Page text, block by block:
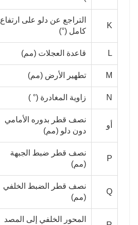
K
التراجع عن دلو على ارتفاع
كامل (°)
L قاعدة العجلات (مم)
M تطهير الأرض (مم)
N زاوية المغادرة (° )
أو
نصف قطر بدوره الأمامي
دون دلو (مم)
P
نصف قطر ضبط الجبهة
(مم)
Q
نصف قطر الضبط الخلفي
(مم)
المحور الخلفي إلى المصد